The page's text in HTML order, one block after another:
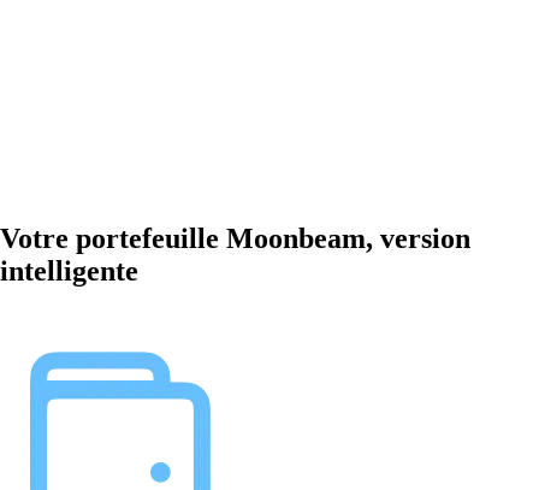
Votre portefeuille Moonbeam, version
intelligente